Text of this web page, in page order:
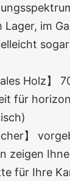
Lager, im
Holz】
für
】
zeigen
für Ihre